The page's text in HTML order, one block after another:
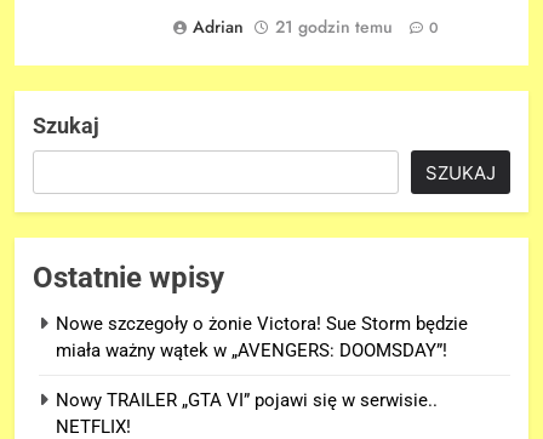
Adrian
21 godzin temu 0
Szukaj
SZUKAJ
Ostatnie wpisy
Nowe szczegoły o żonie Victora! Sue Storm będzie
miała ważny wątek w „AVENGERS: DOOMSDAY”!
Nowy TRAILER „GTA VI” pojawi się w serwisie..
NETFLIX!